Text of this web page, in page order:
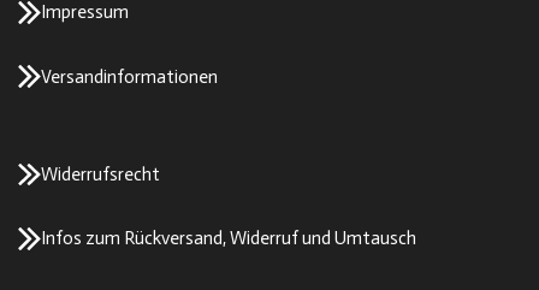
Impressum
Versandinformationen
Widerrufsrecht
Infos zum Rückversand, Widerruf und Umtausch